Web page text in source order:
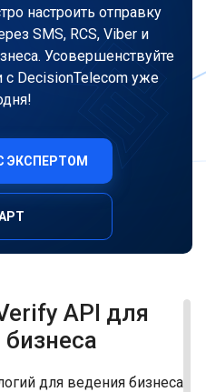
настроить отправку
SMS, RCS, Viber и
Усовершенствуйте
DecisionTelecom уже
ЭКСПЕРТОМ
API для
бизнеса
для ведения бизнеса